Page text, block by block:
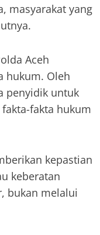
masyarakat yang
Aceh
hukum. Oleh
penyidik untuk
fakta hukum
kepastian
keberatan
bukan melalui